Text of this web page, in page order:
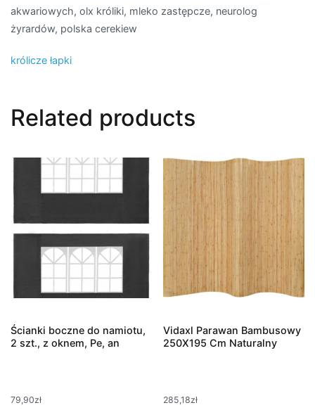
akwariowych, olx króliki, mleko zastępcze, neurolog
żyrardów, polska cerekiew
królicze łapki
Related products
Ścianki boczne do namiotu,
2 szt., z oknem, Pe, an
79,90zł
Vidaxl Parawan Bambusowy
250X195 Cm Naturalny
285,18zł